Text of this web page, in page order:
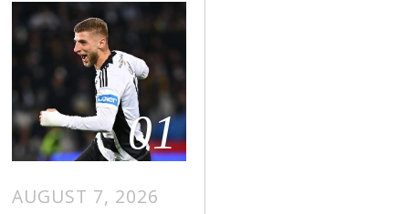
01
AUGUST 7, 2026